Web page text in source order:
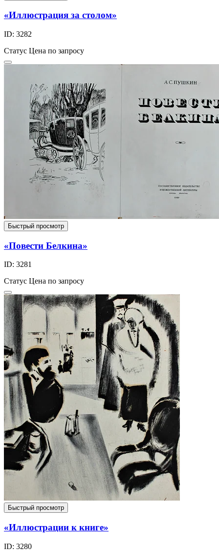
«Иллюстрация за столом»
ID: 3282
Статус Цена по запросу
Быстрый просмотр
«Повести Белкина»
ID: 3281
Статус Цена по запросу
Быстрый просмотр
«Иллюстрации к книге»
ID: 3280